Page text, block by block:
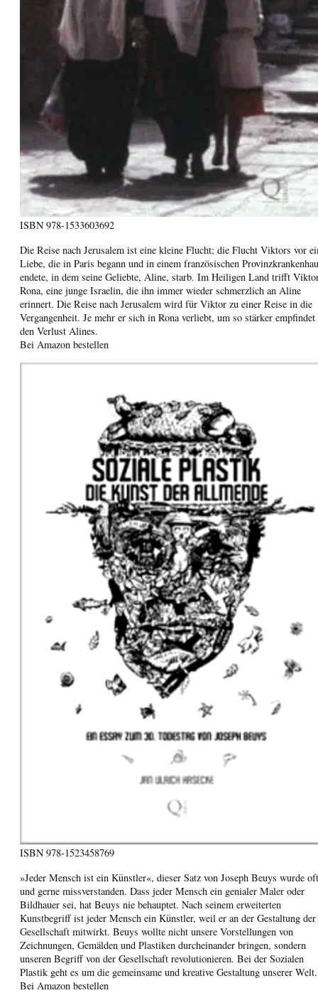
ISBN 978-1533603692
Die Reise nach Jerusalem ist eine kleine Flucht; die Flucht Viktors vor
Liebe, die in Paris begann und in einem französischen
endete, in dem seine Geliebte, Aline, starb. Im Heiligen Land trifft
Rona, eine junge Israelin, die ihn immer wieder schmerzlich an Aline
erinnert. Die Reise nach Jerusalem wird für Viktor zu einer Reise in die
Vergangenheit. Je mehr er sich in Rona verliebt, um so stärker empfindet
den Verlust Alines.
Bei Amazon bestellen
ISBN 978-1523458769
»Jeder Mensch ist ein Künstler«, dieser Satz von Joseph Beuys wurde oft
und gerne missverstanden. Dass jeder Mensch ein genialer Maler oder
Bildhauer sei, hat Beuys nie behauptet. Nach seinem erweiterten
Kunstbegriff ist jeder Mensch ein Künstler, weil er an der Gestaltung der
Gesellschaft mitwirkt. Beuys wollte nicht unsere Vorstellungen von
Zeichnungen, Gemälden und Plastiken durcheinander bringen, sondern
unseren Begriff von der Gesellschaft revolutionieren. Bei der Sozialen
Plastik geht es um die gemeinsame und kreative Gestaltung unserer Welt.
Bei Amazon bestellen